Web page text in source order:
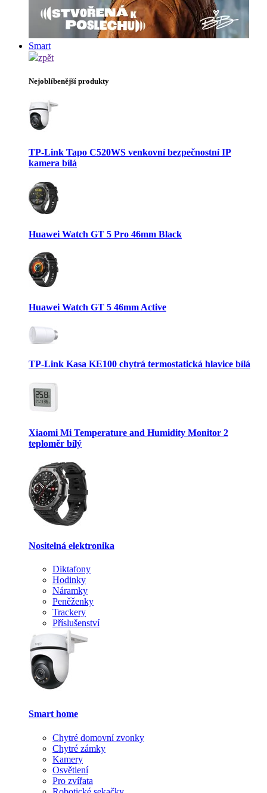
Smart
zpět
Nejoblíbenější produkty
TP-Link Tapo C520WS venkovní bezpečnostní IP
kamera bílá
Huawei Watch GT 5 Pro 46mm Black
Huawei Watch GT 5 46mm Active
TP-Link Kasa KE100 chytrá termostatická hlavice bílá
Xiaomi Mi Temperature and Humidity Monitor 2
teploměr bílý
Nositelná elektronika
Diktafony
Hodinky
Náramky
Peněženky
Trackery
Příslušenství
Smart home
Chytré domovní zvonky
Chytré zámky
Kamery
Osvětlení
Pro zvířata